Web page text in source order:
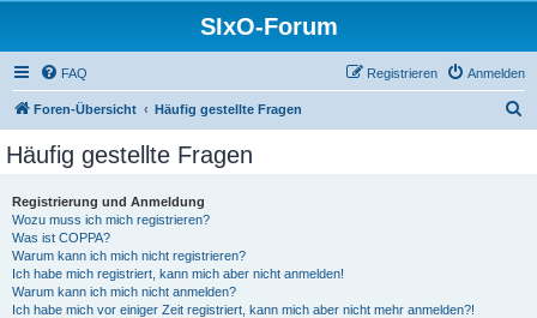
SIxO-Forum
FAQ Anmelden
Registrieren
Foren-Übersicht Häufig gestellte Fragen
Häufig gestellte Fragen
Registrierung und Anmeldung
Wozu muss ich mich registrieren?
Was ist COPPA?
Warum kann ich mich nicht registrieren?
Ich habe mich registriert, kann mich aber nicht anmelden!
Warum kann ich mich nicht anmelden?
Ich habe mich vor einiger Zeit registriert, kann mich aber nicht mehr anmelden?!